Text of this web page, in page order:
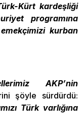
Kürt kardeşliği
programına
kurban
AKP’nin
şöyle sürdürdü:
Türk varlığına